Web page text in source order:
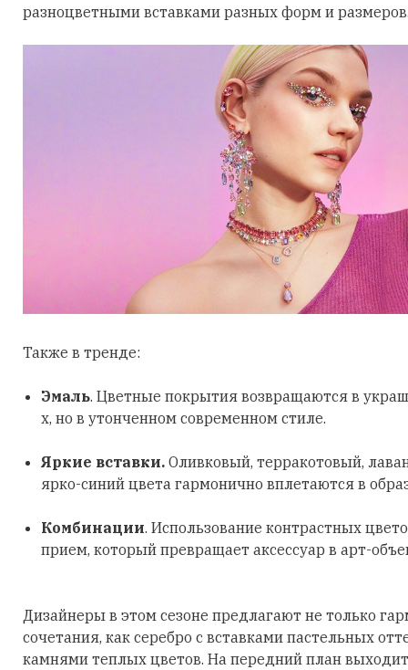
разноцветными вставками разных форм и
Также в тренде:
Эмаль. Цветные покрытия возвращаются в
х, но в утонченном современном стиле.
Яркие вставки. Оливковый, терракотовый,
ярко-синий цвета гармонично вплетаются в
Комбинации. Использование контрастных
прием, который превращает аксессуар в арт-
Дизайнеры в этом сезоне предлагают не только
сочетания, как серебро с вставками пастельных
камнями теплых цветов. На передний план